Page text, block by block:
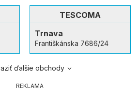
TESCOMA
Trnava
Františkánska 7686/24
ďalšie obchody
REKLAMA